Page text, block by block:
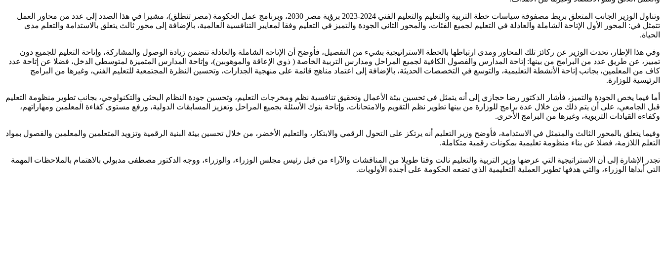
وتناول الوزير الجانب المتعلق بربط مصفوفة سياسات خطة التربية والتعليم والتعليم الفني 2024-2023 برؤية مصر 2030، وبرنامج عمل الحكومة (مصر تنطلق)، مشيرا في هذا الصدد إلى عدد من محاور العمل
تتمثل في: المحور الأول الإتاحة الشاملة والعادلة في التعليم لجميع الفئات، والمحور الثاني الجودة والتميز في التعليم وفقا لمعايير التنافسية العالمية، بالإضافة إلى محور ثالث يتعلق بالاستدامة والتعلم مدى
الحياة.
وفي هذا الإطار، تحدث الوزير عن ركائز تلك المحاور ومدى ارتباطها بالخطة الاستراتيجية بشيء من التفصيل، فأوضح أن الإتاحة الشاملة والعادلة تتضمن زيادة الوصول والمشاركة، وإتاحة التعليم للجميع دون
تمييز، عن طريق عدد من البرامج من بينها: إتاحة المدارس والفصول الكافية لجميع المراحل ومدارس التربية الخاصة ( ذوي الإعاقة والموهوبين)، وإتاحة المدارس المتميزة لمتوسطي الدخل، فضلا عن إتاحة عدد
كاف من المعلمين، بجانب إتاحة الأنشطة التعليمية، والتوسع في التخصصات الحديثة، بالإضافة إلى اعتماد مناهج قائمة على منهجية الجدارات، وتحسين النظرة المجتمعية للتعليم الفني، وغيرها من البرامج
الرئيسية للوزارة.
أما فيما يخص الجودة والتميز، فأشار الدكتور رضا حجازي إلى أنه يتمثل في تحسين بيئة الأعمال وتحقيق تنافسية نظم ومخرجات التعليم، وتحسين جودة النظام البحثي والتكنولوجي، بجانب تطوير منظومة التعليم
قبل الجامعي، على أن يتم ذلك من خلال عدة برامج للوزارة من بينها تطوير نظم التقويم والامتحانات، وإتاحة بنوك الأسئلة بجميع المراحل وتعزيز المسابقات الدولية، ورفع مستوى كفاءة المعلمين ومهاراتهم،
وكفاءة القيادات التربوية، وغيرها من البرامج الأخرى.
وفيما يتعلق بالمحور الثالث والمتمثل في الاستدامة، فأوضح وزير التعليم أنه يرتكز على التحول الرقمي والابتكار، والتعليم الأخضر، من خلال تحسين بيئة البنية الرقمية وتزويد المتعلمين والمعلمين والفصول بمواد
التعلم اللازمة، فضلا عن بناء منظومة تعليمية بمكونات رقمية متكاملة.
تجدر الإشارة إلى أن الاستراتيجية التي عرضها وزير التربية والتعليم نالت وقتا طويلا من المناقشات والآراء من قبل رئيس مجلس الوزراء، والوزراء، ووجه الدكتور مصطفى مدبولي بالاهتمام بالملاحظات المهمة
التي أبداها الوزراء، والتي هدفها تطوير العملية التعليمية الذي تضعه الحكومة على أجندة الأولويات.